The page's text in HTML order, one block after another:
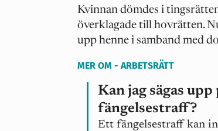
Kvinnan dömdes i
överklagade till hovrätten.
upp henne i samband med
MER OM - ARBETSRÄTT
Kan jag sägas
fängelsestraff?
Ett fängelsestraff kan